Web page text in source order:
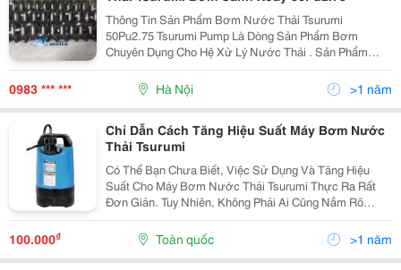
Thông Tin Sản Phẩm Bơm Nước Thải Tsurumi
50Pu2.75 Tsurumi Pump Là Dòng Sản Phẩm Bơm
Chuyên Dụng Cho Hệ Xử Lý Nước Thải . Sản Phẩm
Bơm Nước Thải Tsurumi 50Pu2.75 Được Phân Phối
Trực Tiếp Bởi Công Ty Cổ Phần Matra Quốc Tế.
Chúng...
0983 *** *** Hà Nội >1 năm
Chỉ Dẫn Cách Tăng Hiệu Suất Máy Bơm Nước
Thải Tsurumi
Có Thể Bạn Chưa Biết, Việc Sử Dụng Và Tăng Hiệu
Suất Cho Máy Bơm Nước Thải Tsurumi Thực Ra Rất
Đơn Giản. Tuy Nhiên, Không Phải Ai Cũng Nắm Rõ
Cách Thực Hiện Điều Này. Đặc Biệt, Việc Sử Dụng Máy
Bơm Nước Thải Tsurumi Một Cách Hiệu Quả Đòi Hỏi
Sự Hiểu...
100.000₫ Toàn quốc >1 năm